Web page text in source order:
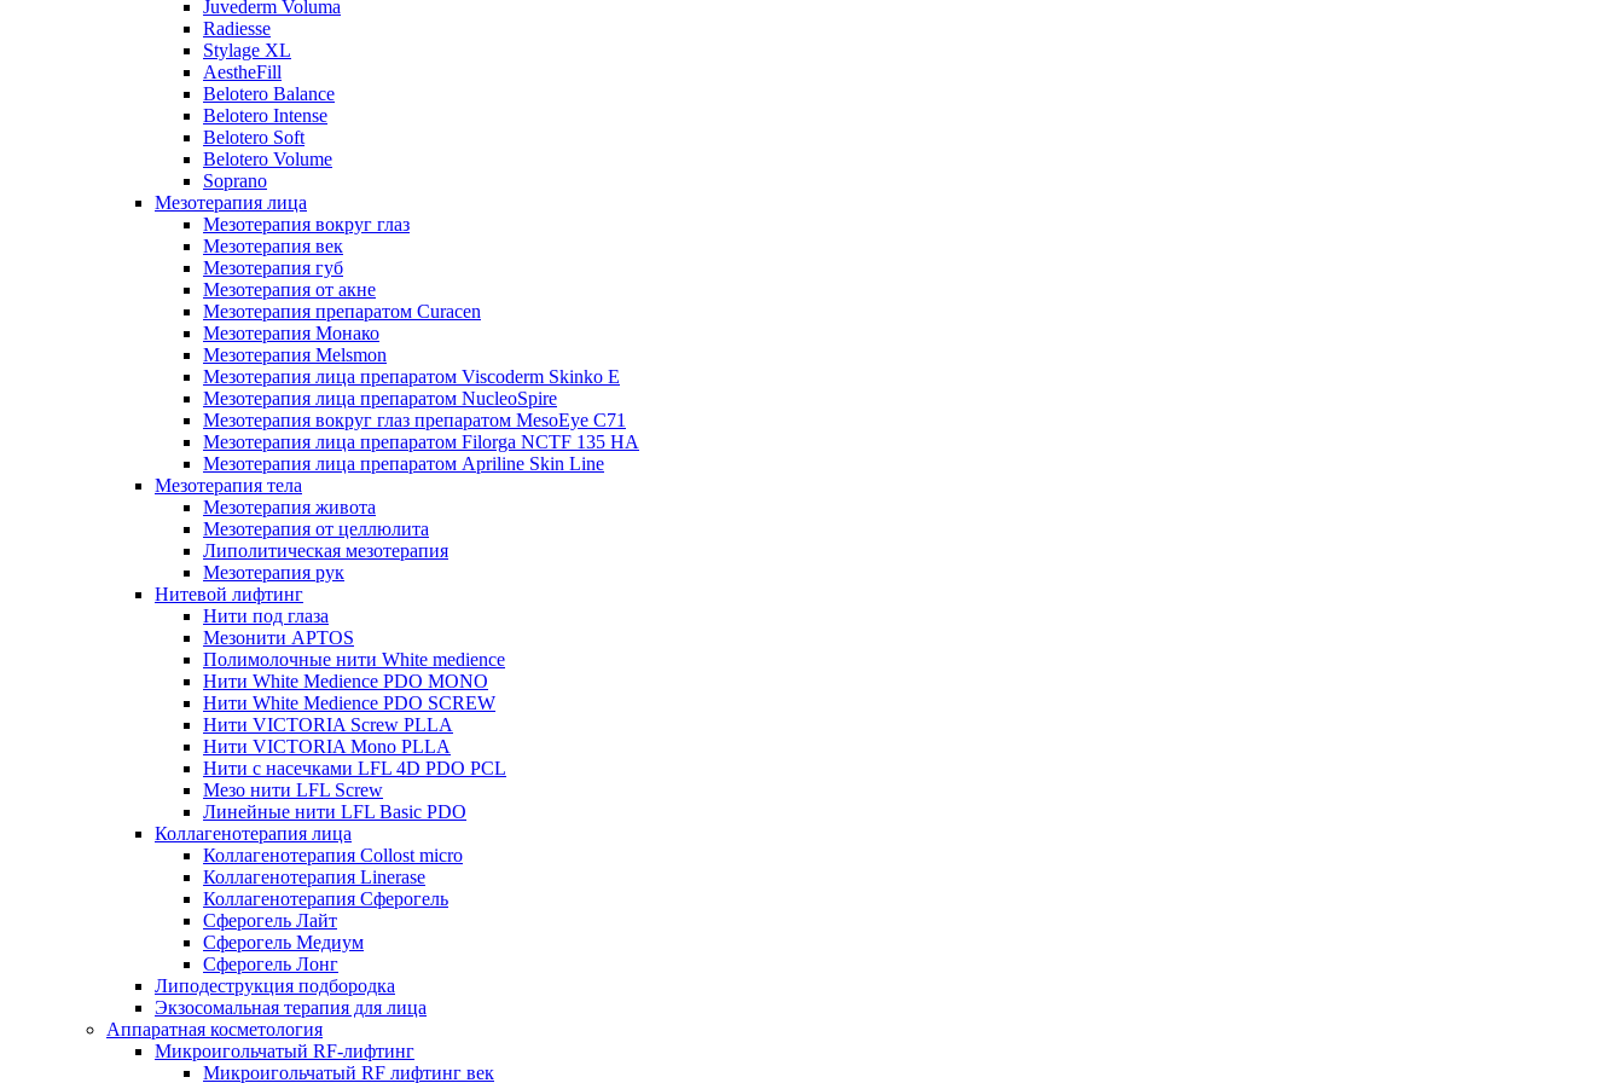
Juvederm Voluma
Radiesse
Stylage XL
AestheFill
Belotero Balance
Belotero Intense
Belotero Soft
Belotero Volume
Soprano
Мезотерапия лица
Мезотерапия вокруг глаз
Мезотерапия век
Мезотерапия губ
Мезотерапия от акне
Мезотерапия препаратом Curacen
Мезотерапия Монако
Мезотерапия Melsmon
Мезотерапия лица препаратом Viscoderm Skinko E
Мезотерапия лица препаратом NucleoSpire
Мезотерапия вокруг глаз препаратом MesoEye С71
Мезотерапия лица препаратом Filorga NCTF 135 HA
Мезотерапия лица препаратом Apriline Skin Line
Мезотерапия тела
Мезотерапия живота
Мезотерапия от целлюлита
Липолитическая мезотерапия
Мезотерапия рук
Нитевой лифтинг
Нити под глаза
Мезонити APTOS
Полимолочные нити White medience
Нити White Medience PDO MONO
Нити White Medience PDO SCREW
Нити VICTORIA Screw PLLA
Нити VICTORIA Mono PLLA
Нити с насечками LFL 4D PDO PCL
Мезо нити LFL Screw
Линейные нити LFL Basic PDO
Коллагенотерапия лица
Коллагенотерапия Collost micro
Коллагенотерапия Linerase
Коллагенотерапия Сферогель
Сферогель Лайт
Сферогель Медиум
Сферогель Лонг
Липодеструкция подбородка
Экзосомальная терапия для лица
Аппаратная косметология
Микроигольчатый RF-лифтинг
Микроигольчатый RF лифтинг век